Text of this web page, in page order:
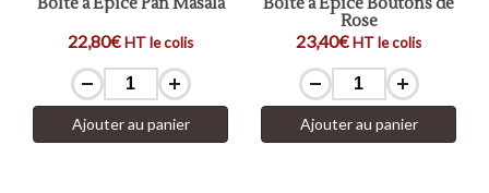
22,80€ HT le colis
Ajouter au panier
Rose
23,40€ HT le colis
Ajouter au panier